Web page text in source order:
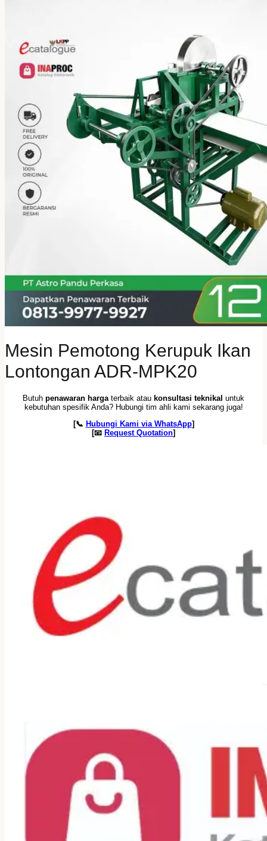
Mesin Pemotong Kerupuk Ikan
Lontongan ADR-MPK20
Butuh penawaran hargaterbaik atau konsultasi teknikal untuk
kebutuhan spesifik Anda? Hubungi tim ahli kami sekarang juga!
[📞 Hubungi Kami via WhatsApp]
[📧 Request Quotation]